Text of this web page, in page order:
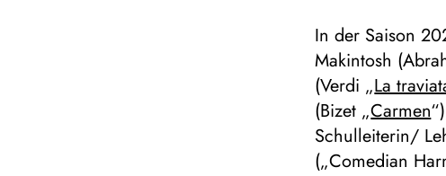
In der Saison
Makintosh
(Verdi „La
(Bizet „Carmen
Schulleiterin/
(„Comedian